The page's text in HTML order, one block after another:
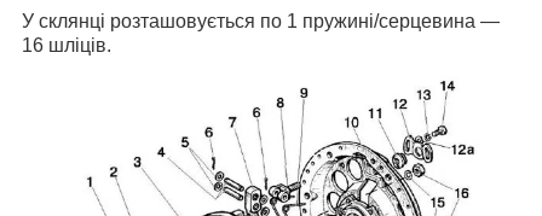
У склянці розташовується по 1 пружині/серцевина —
16 шліців.